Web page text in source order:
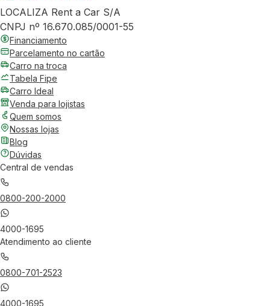
LOCALIZA Rent a Car S/A
CNPJ nº 16.670.085/0001-55
Financiamento
Parcelamento no cartão
Carro na troca
Tabela Fipe
Carro Ideal
Venda para lojistas
Quem somos
Nossas lojas
Blog
Dúvidas
Central de vendas
0800-200-2000
4000-1695
Atendimento ao cliente
0800-701-2523
4000-1695